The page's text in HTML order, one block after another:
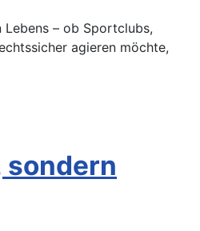
– ob Sportclubs,
agieren möchte,
sondern